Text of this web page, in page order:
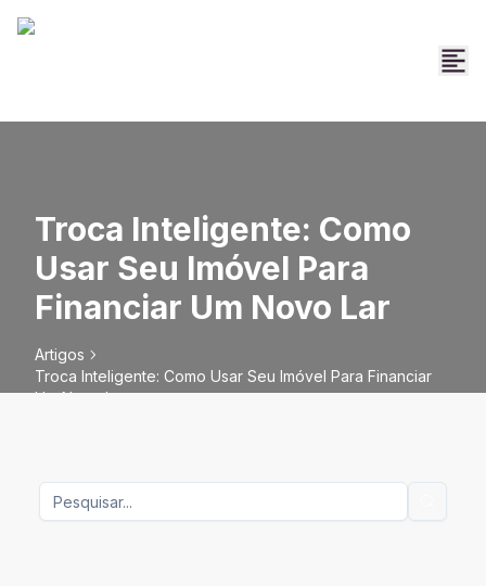
Troca Inteligente: Como
Usar Seu Imóvel Para
Financiar Um Novo Lar
Artigos
Troca Inteligente: Como Usar Seu Imóvel Para Financiar
Um Novo Lar